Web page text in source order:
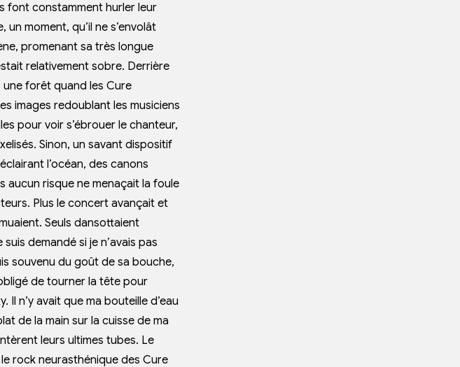
font constamment hurler leur
moment, qu’il ne s’envolât
promenant sa très longue
relativement sobre. Derrière
forêt quand les Cure
images redoublant les musiciens
pour voir s’ébrouer le chanteur,
Sinon, un savant dispositif
l’océan, des canons
aucun risque ne menaçait la foule
Plus le concert avançait et
Seuls dansottaient
demandé si je n’avais pas
souvenu du goût de sa bouche,
de tourner la tête pour
n’y avait que ma bouteille d’eau
de la main sur la cuisse de ma
leurs ultimes tubes. Le
rock neurasthénique des Cure